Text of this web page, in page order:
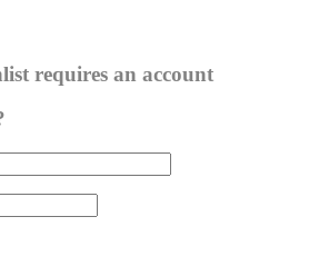
hadisa: 18
requires an account